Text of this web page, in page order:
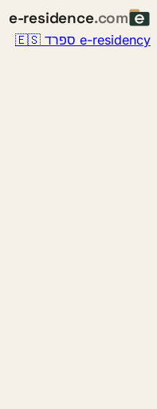
e-residence.com
e-residency ספרד 🇪🇸